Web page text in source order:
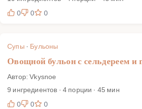
0
0 0
Супы · Бульоны
Овощной бульон с сельдереем и
Автор: Vkysnoe
9 ингредиентов · 4 порции · 45 мин
0
0 0